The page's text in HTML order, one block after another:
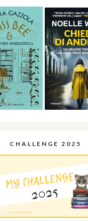
CHALLENGE 2025